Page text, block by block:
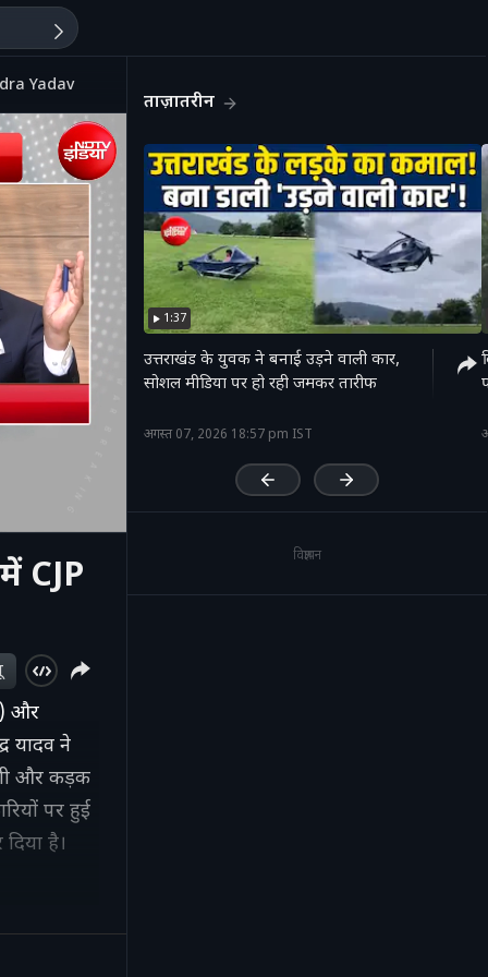
Yadav
'
CJP
और
यादव ने
और कड़क
पर हुई
है।
ताज़ातरीन
1:37
उत्तराखंड के युवक ने बनाई उड़ने वाली कार,
सोशल मीडिया पर हो रही जमकर तारीफ
अगस्त 07, 2026 18:57 pm IST
विज्ञापन